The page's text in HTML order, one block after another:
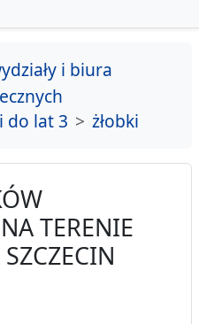
i biura
do lat 3
żłobki
TERENIE